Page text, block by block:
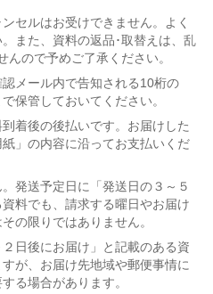
セルはお受けできません。よく
また、資料の返品･取替えは、乱
ので予めご了承ください。
メール内で告知される10桁の
保管しておいてください。
着後の後払いです。お届けした
」の内容に沿ってお支払いくだ
発送予定日に「発送日の３～５
料でも、請求する曜日やお届け
の限りではありません。
日後にお届け」と記載のある資
が、お届け先地域や郵便事情に
る場合があります。